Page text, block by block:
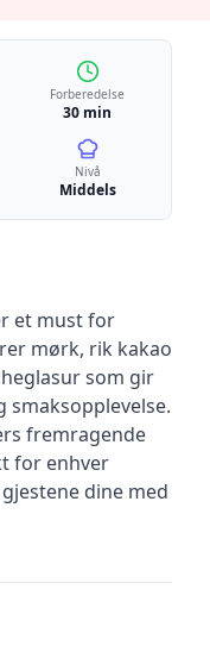
Forberedelse
30 min
Nivå
Middels
et must for
mørk, rik kakao
som gir
smaksopplevelse.
fremragende
for enhver
dine med